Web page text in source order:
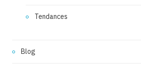
Tendances
Blog